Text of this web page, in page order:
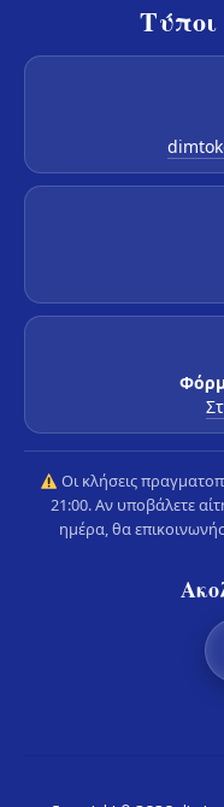
Τύποι
Οι κλήσεις
21:00. Αν υποβάλετε
ημέρα, θα